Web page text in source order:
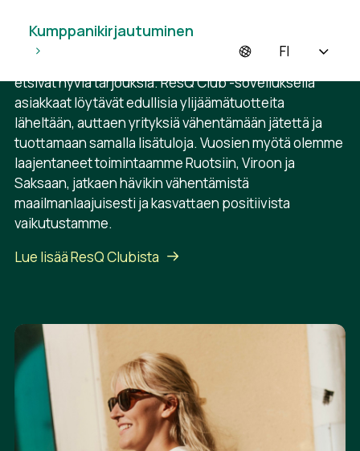
FI
Kumppanikirjautuminen
vuonna 2015 tavoitteenaan vähentää hävikki nollaan.
Yhdistämme ruoka- ja vähittäiskaupan yritykset, jotka
haluavat vähentää ylijäämäänsä, kuluttajiin, jotka
etsivät hyviä tarjouksia. ResQ Club -sovelluksella
asiakkaat löytävät edullisia ylijäämätuotteita
läheltään, auttaen yrityksiä vähentämään jätettä ja
tuottamaan samalla lisätuloja. Vuosien myötä olemme
laajentaneet toimintaamme Ruotsiin, Viroon ja
Saksaan, jatkaen hävikin vähentämistä
maailmanlaajuisesti ja kasvattaen positiivista
vaikutustamme.
Lue lisää ResQ Clubista